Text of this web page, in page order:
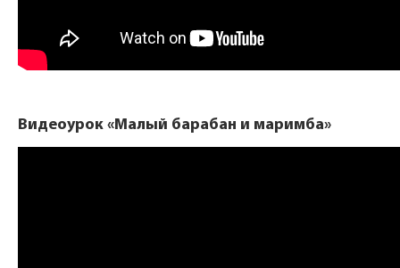
Видеоурок «Малый барабан и маримба»